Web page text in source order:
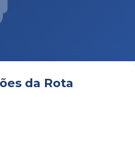
da Rota